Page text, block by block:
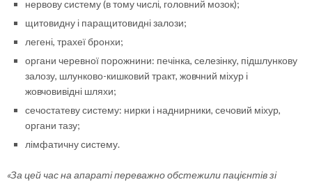
нервову систему (в тому числі, головний мозок);
щитовидну і паращитовидні залози;
легені, трахеї бронхи;
органи черевної порожнини: печінка, селезінку, підшлункову
залозу, шлунково-кишковий тракт, жовчний міхур і
жовчовивідні шляхи;
сечостатеву систему: нирки і наднирники, сечовий міхур,
органи тазу;
лімфатичну систему.
«За цей час на апараті переважно обстежили пацієнтів зі